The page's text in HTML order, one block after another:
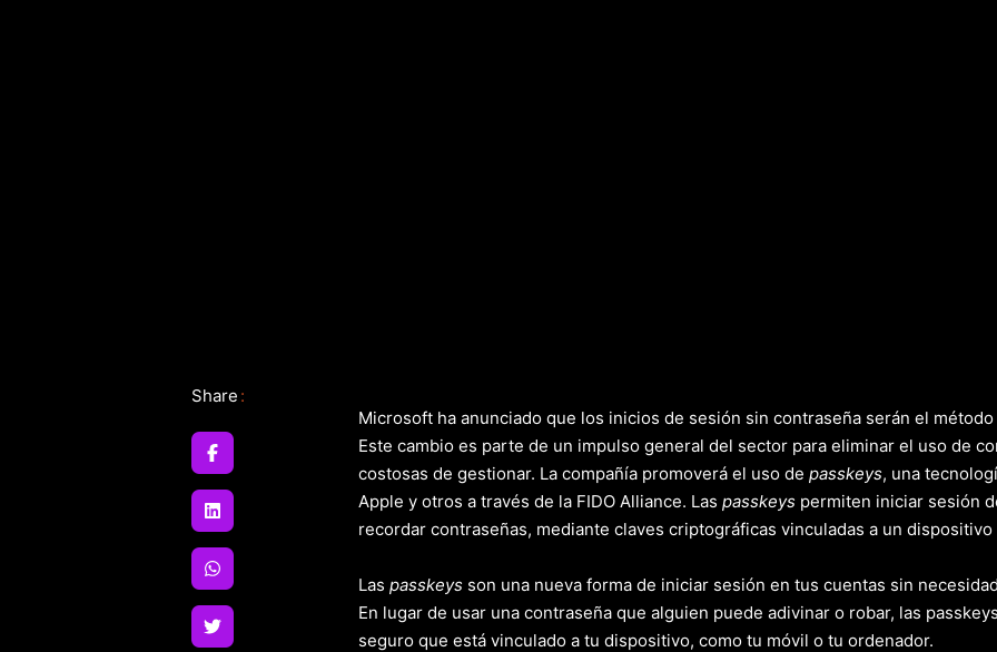
Share :
Microsoft ha anunciado que los inicios de sesión sin contraseña serán el
Este cambio es parte de un impulso general del sector para eliminar el uso de
costosas de gestionar. La compañía promoverá el uso de passkeys, una
Apple y otros a través de la FIDO Alliance. Las passkeys permiten iniciar sesión
recordar contraseñas, mediante claves criptográficas vinculadas a un
Las passkeys son una nueva forma de iniciar sesión en tus cuentas sin
En lugar de usar una contraseña que alguien puede adivinar o robar, las
seguro que está vinculado a tu dispositivo, como tu móvil o tu ordenador.